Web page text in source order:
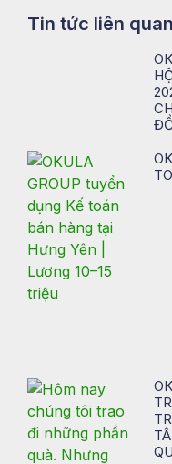
Tin tức liên quan